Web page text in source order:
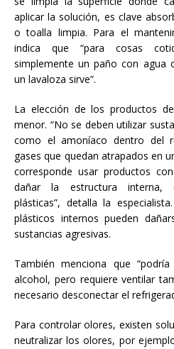
aplicar la solución, es clave
o toalla limpia. Para el
indica que “para cosas
simplemente un paño con agua
un lavaloza sirve”.
La elección de los productos
menor. “No se deben utilizar
como el amoníaco dentro del
gases que quedan atrapados en
corresponde usar productos
dañar la estructura interna,
plásticas”, detalla la
plásticos internos pueden
sustancias agresivas.
También menciona que
alcohol, pero requiere ventilar
necesario desconectar el
Para controlar olores, existen
neutralizar los olores, por